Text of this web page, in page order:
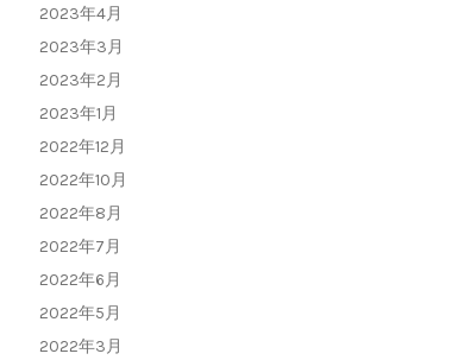
2023年4月
2023年3月
2023年2月
2023年1月
2022年12月
2022年10月
2022年8月
2022年7月
2022年6月
2022年5月
2022年3月